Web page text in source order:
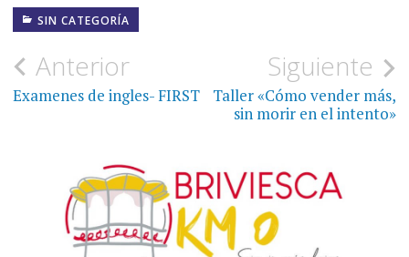
SIN CATEGORÍA
Navegación
de
Anterior
Examenes de ingles- FIRST
Siguiente
Taller «Cómo vender más,
sin morir en el intento»